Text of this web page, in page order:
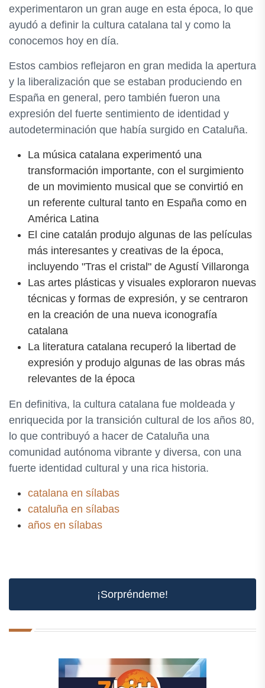
experimentaron un gran auge en esta época, lo que
ayudó a definir la cultura catalana tal y como la
conocemos hoy en día.
Estos cambios reflejaron en gran medida la apertura
y la liberalización que se estaban produciendo en
España en general, pero también fueron una
expresión del fuerte sentimiento de identidad y
autodeterminación que había surgido en Cataluña.
La música catalana experimentó una
transformación importante, con el surgimiento
de un movimiento musical que se convirtió en
un referente cultural tanto en España como en
América Latina
El cine catalán produjo algunas de las películas
más interesantes y creativas de la época,
incluyendo "Tras el cristal" de Agustí Villaronga
Las artes plásticas y visuales exploraron nuevas
técnicas y formas de expresión, y se centraron
en la creación de una nueva iconografía
catalana
La literatura catalana recuperó la libertad de
expresión y produjo algunas de las obras más
relevantes de la época
En definitiva, la cultura catalana fue moldeada y
enriquecida por la transición cultural de los años 80,
lo que contribuyó a hacer de Cataluña una
comunidad autónoma vibrante y diversa, con una
fuerte identidad cultural y una rica historia.
catalana en sílabas
cataluña en sílabas
años en sílabas
¡Sorpréndeme!